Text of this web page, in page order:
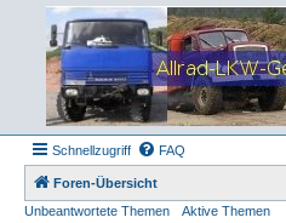
Schnellzugriff FAQ
Foren-Übersicht
Unbeantwortete Themen
Aktive Themen